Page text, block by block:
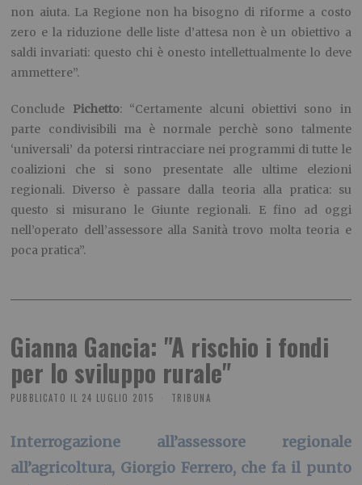
non aiuta. La Regione non ha bisogno di riforme a costo
zero e la riduzione delle liste d’attesa non è un obiettivo a
saldi invariati: questo chi è onesto intellettualmente lo deve
ammettere”.
Conclude Pichetto: “Certamente alcuni obiettivi sono in
parte condivisibili ma è normale perchè sono talmente
‘universali’ da potersi rintracciare nei programmi di tutte le
coalizioni che si sono presentate alle ultime elezioni
regionali. Diverso è passare dalla teoria alla pratica: su
questo si misurano le Giunte regionali. E fino ad oggi
nell’operato dell’assessore alla Sanità trovo molta teoria e
poca pratica”.
Gianna Gancia: "A rischio i fondi
per lo sviluppo rurale"
PUBBLICATO IL 24 LUGLIO 2015 TRIBUNA
Interrogazione all’assessore regionale
all’agricoltura, Giorgio Ferrero, che fa il punto